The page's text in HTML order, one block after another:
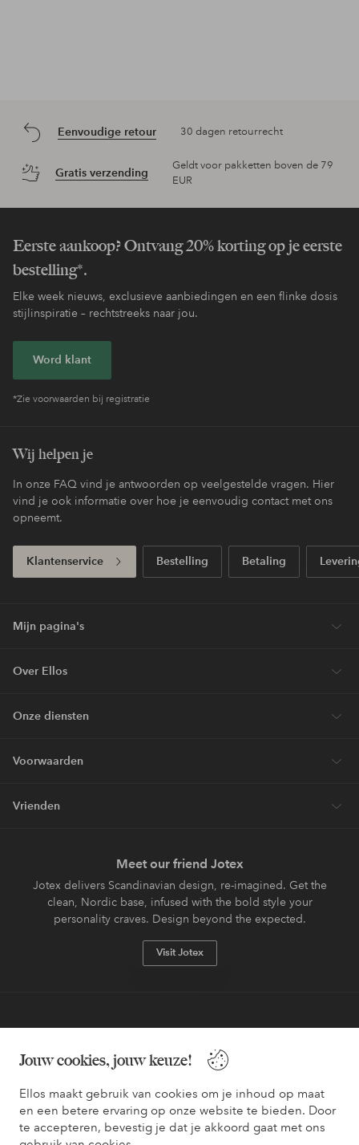
Jouw cookies, jouw keuze!
Ellos maakt gebruik van cookies om je inhoud op maat
en een betere ervaring op onze website te bieden. Door
te accepteren, bevestig je dat je akkoord gaat met ons
Eenvoudige retour 30 dagen retourrecht
Gratis verzending
Geldt voor pakketten boven de 79
EUR
Eerste aankoop? Ontvang 20% korting op je eerste
bestelling*.
Elke week nieuws, exclusieve aanbiedingen en een flinke dosis
stijlinspiratie – rechtstreeks naar jou.
Word klant
*Zie voorwaarden bij registratie
Wij helpen je
In onze FAQ vind je antwoorden op veelgestelde vragen. Hier
vind je ook informatie over hoe je eenvoudig contact met ons
opneemt.
Klantenservice Bestelling Betaling
Mijn pagina's
Over Ellos
Onze diensten
Voorwaarden
Vrienden
Meet our friend Jotex
Jotex delivers Scandinavian design, re-imagined. Get the
clean, Nordic base, infused with the bold style your
personality craves. Design beyond the expected.
Visit Jotex
Wil je meer weten over
onze betaalopties